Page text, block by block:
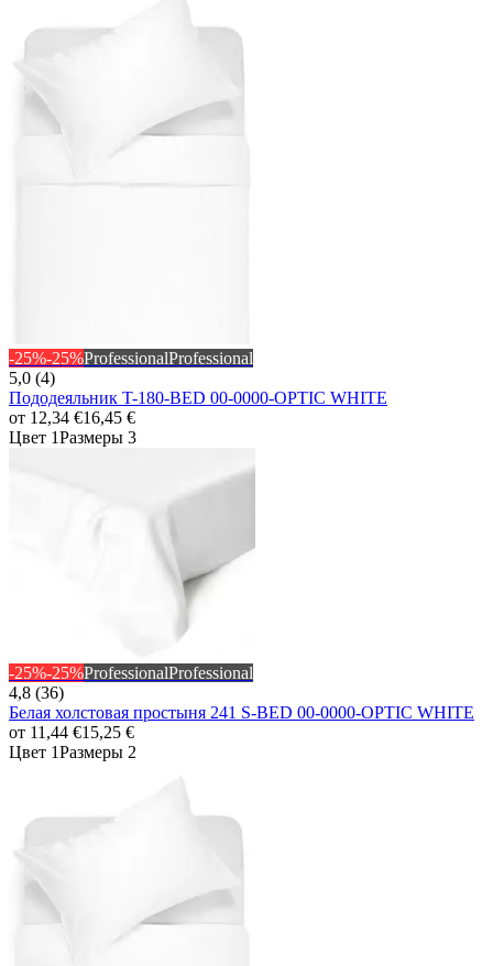
-25%-25%ProfessionalProfessional
5,0 (4)
Пододеяльник T-180-BED 00-0000-OPTIC WHITE
от 12,34 €16,45 €
Цвет 1Размеры 3
-25%-25%ProfessionalProfessional
4,8 (36)
Белая холстовая простыня 241 S-BED 00-0000-OPTIC WHITE
от 11,44 €15,25 €
Цвет 1Размеры 2